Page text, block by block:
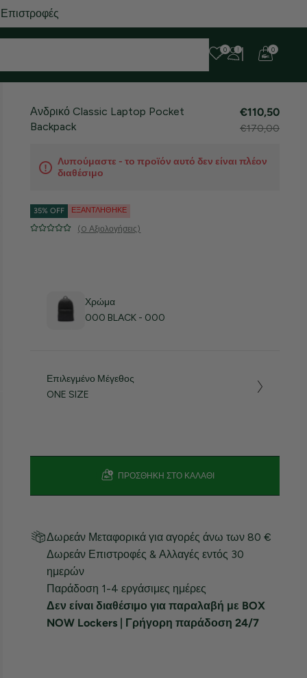
0 0
Ανδρικό Classic Laptop Pocket
Backpack
€110,50
€170,00
Λυπούμαστε - το προϊόν αυτό δεν είναι πλέον
διαθέσιμο
35% OFF ΕΞΑΝΤΛΉΘΗΚΕ
(0 Αξιολογήσεις)
Χρώμα
000 BLACK - 000
Επιλεγμένο Μέγεθος
ONE SIZE
ΠΡΟΣΘΉΚΗ ΣΤΟ ΚΑΛΆΘΙ
Δωρεάν Μεταφορικά για αγορές άνω των 80 €
Δωρεάν Επιστροφές & Αλλαγές εντός 30
ημερών
Παράδοση 1-4 εργάσιμες ημέρες
Δεν είναι διαθέσιμο για παραλαβή με BOX
NOW Lockers | Γρήγορη παράδοση 24/7